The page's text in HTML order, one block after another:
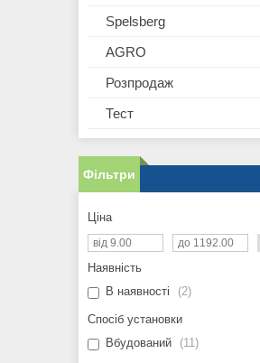
Spelsberg
AGRO
Розпродаж
Тест
Фільтри
Ціна
Наявність
В наявності
2
Спосіб установки
Вбудований
11